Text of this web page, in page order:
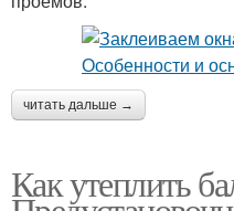
читать дальше →
Как утеплить